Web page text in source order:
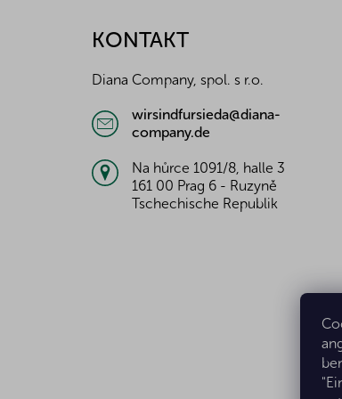
KONTAKT
Diana Company, spol. s r.o.
wirsindfursieda@diana-
company.de
Na hůrce 1091/8, halle 3
161 00 Prag 6 - Ruzyně
Tschechische Republik